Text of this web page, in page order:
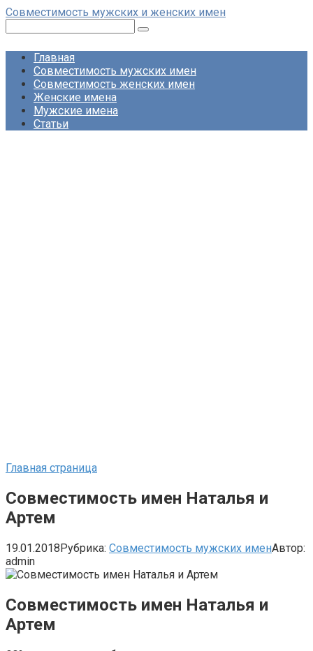
Перейти
контенту
Совместимость мужских и женских имен
Главная
Совместимость мужских имен
Совместимость женских имен
Женские имена
Мужские имена
Статьи
Главная страница
Совместимость имен Наталья и
Артем
19.01.2018Рубрика: Совместимость мужских именАвтор:
admin
Совместимость имен Наталья и
Артем